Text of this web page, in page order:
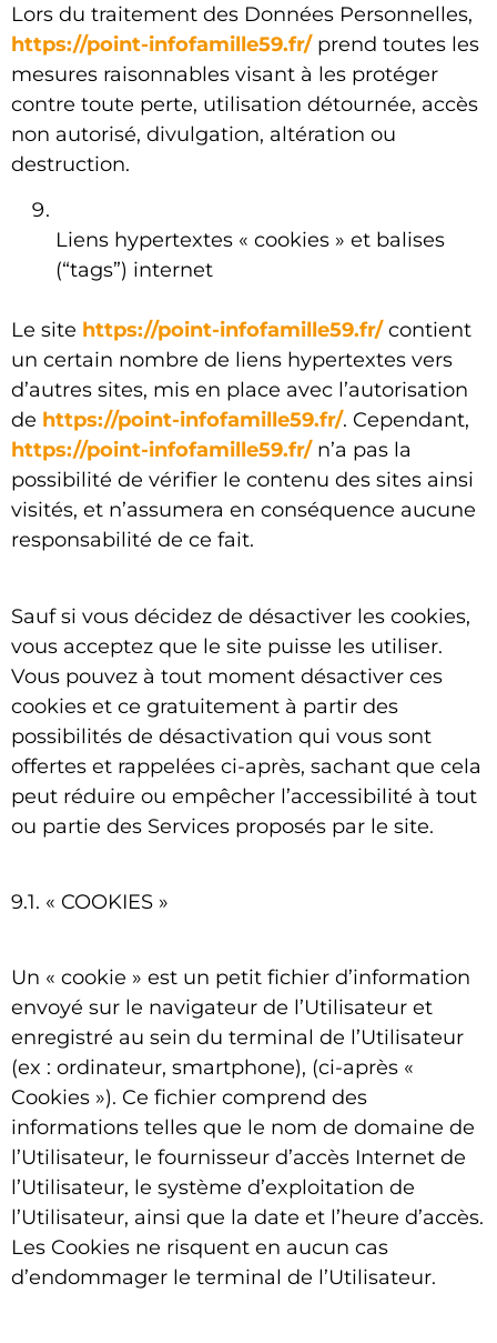
Lors du traitement des Données Personnelles,
https://point-infofamille59.fr/prend toutes les
mesures raisonnables visant à les protéger
contre toute perte, utilisation détournée, accès
non autorisé, divulgation, altération ou
destruction.
Liens hypertextes « cookies » et balises
(“tags”) internet
Le site https://point-infofamille59.fr/contient
un certain nombre de liens hypertextes vers
d’autres sites, mis en place avec l’autorisation
de https://point-infofamille59.fr/. Cependant,
https://point-infofamille59.fr/n’a pas la
possibilité de vérifier le contenu des sites ainsi
visités, et n’assumera en conséquence aucune
responsabilité de ce fait.
Sauf si vous décidez de désactiver les cookies,
vous acceptez que le site puisse les utiliser.
Vous pouvez à tout moment désactiver ces
cookies et ce gratuitement à partir des
possibilités de désactivation qui vous sont
offertes et rappelées ci-après, sachant que cela
peut réduire ou empêcher l’accessibilité à tout
ou partie des Services proposés par le site.
9.1. « COOKIES »
Un « cookie » est un petit fichier d’information
envoyé sur le navigateur de l’Utilisateur et
enregistré au sein du terminal de l’Utilisateur
(ex : ordinateur, smartphone), (ci-après «
Cookies »). Ce fichier comprend des
informations telles que le nom de domaine de
l’Utilisateur, le fournisseur d’accès Internet de
l’Utilisateur, le système d’exploitation de
l’Utilisateur, ainsi que la date et l’heure d’accès.
Les Cookies ne risquent en aucun cas
d’endommager le terminal de l’Utilisateur.